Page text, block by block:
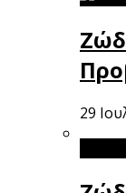
29